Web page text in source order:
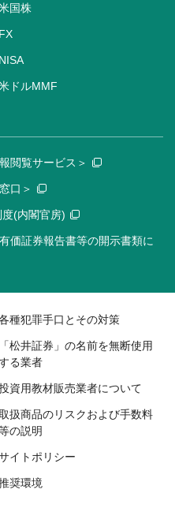
国株
FX
NISA
ドルMMF
閲覧サービス＞
口＞
(内閣官房)
価証券報告書等の開示書類に
種犯罪手口とその対策
「松井証券」の名前を無断使用
る業者
資用教材販売業者について
扱商品のリスクおよび手数料
の説明
イトポリシー
奨環境